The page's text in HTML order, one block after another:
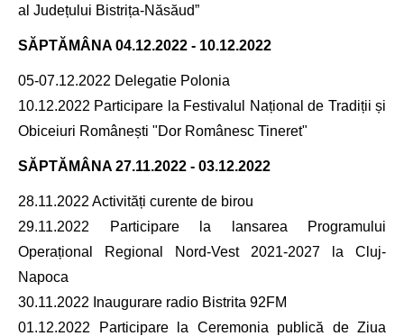
al Județului Bistrița-Năsăud”
SĂPTĂMÂNA 04.12.2022 - 10.12.2022
05-07.12.2022 Delegatie Polonia
10.12.2022 Participare la Festivalul Național de Tradiții și
Obiceiuri Românești "Dor Românesc Tineret"
SĂPTĂMÂNA 27.11.2022 - 03.12.2022
28.11.2022 Activități curente de birou
29.11.2022 Participare la lansarea Programului
Operațional Regional Nord-Vest 2021-2027 la Cluj-
Napoca
30.11.2022 Inaugurare radio Bistrita 92FM
01.12.2022 Participare la Ceremonia publică de Ziua